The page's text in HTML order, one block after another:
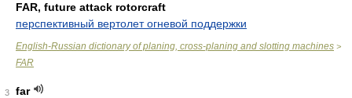
FAR, future attack rotorcraft
перспективный вертолет огневой поддержки
English-Russian dictionary of planing, cross-planing and slotting machines >
FAR
3
far